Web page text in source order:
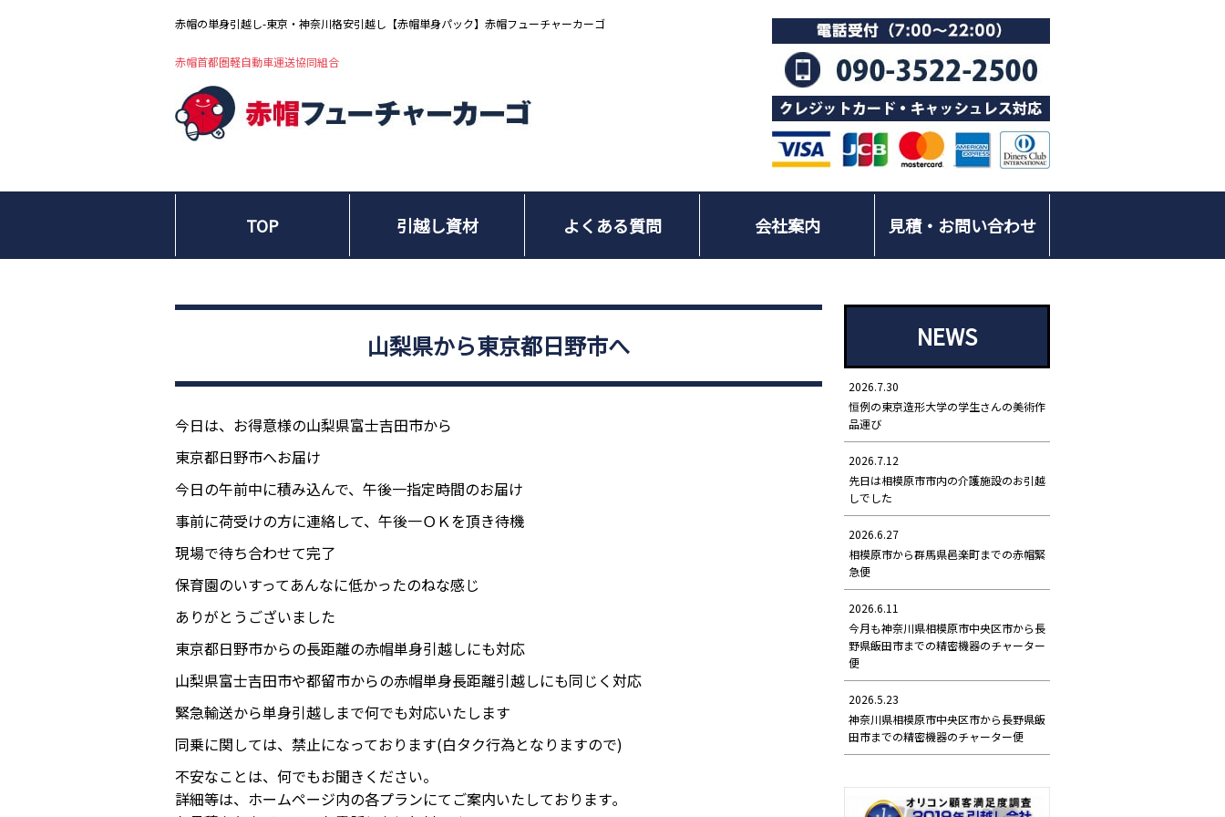
赤帽の単身引越し-東京・神奈川格安引越し【赤帽単身パック】赤帽フューチャーカーゴ
赤帽首都圏軽自動車運送協同組合
TOP 引越し資材 よくある質問 会社案内 見積・お問い合わせ
山梨県から東京都日野市へ
今日は、お得意様の山梨県富士吉田市から
東京都日野市へお届け
今日の午前中に積み込んで、午後一指定時間のお届け
事前に荷受けの方に連絡して、午後一ＯＫを頂き待機
現場で待ち合わせて完了
保育園のいすってあんなに低かったのねな感じ
ありがとうございました
東京都日野市からの長距離の赤帽単身引越しにも対応
山梨県富士吉田市や都留市からの赤帽単身長距離引越しにも同じく対応
緊急輸送から単身引越しまで何でも対応いたします
同乗に関しては、禁止になっております(白タク行為となりますので)
不安なことは、何でもお聞きください。
詳細等は、ホームページ内の各プランにてご案内いたしております｡
NEWS
2026.7.30
恒例の東京造形大学の学生さんの美術作
品運び
2026.7.12
先日は相模原市市内の介護施設のお引越
しでした
2026.6.27
相模原市から群馬県邑楽町までの赤帽緊
急便
2026.6.11
今月も神奈川県相模原市中央区市から長
野県飯田市までの精密機器のチャーター
便
2026.5.23
神奈川県相模原市中央区市から長野県飯
田市までの精密機器のチャーター便